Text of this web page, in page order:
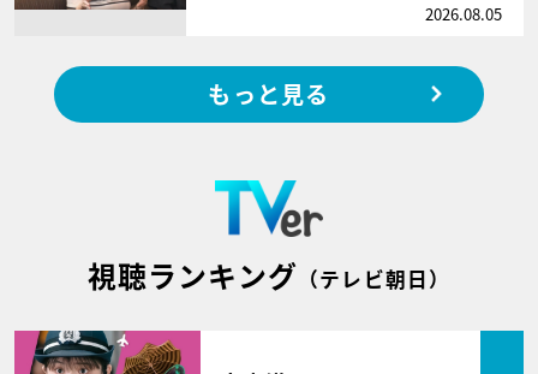
2026.08.05
もっと見る
視聴ランキング （テレビ朝日）